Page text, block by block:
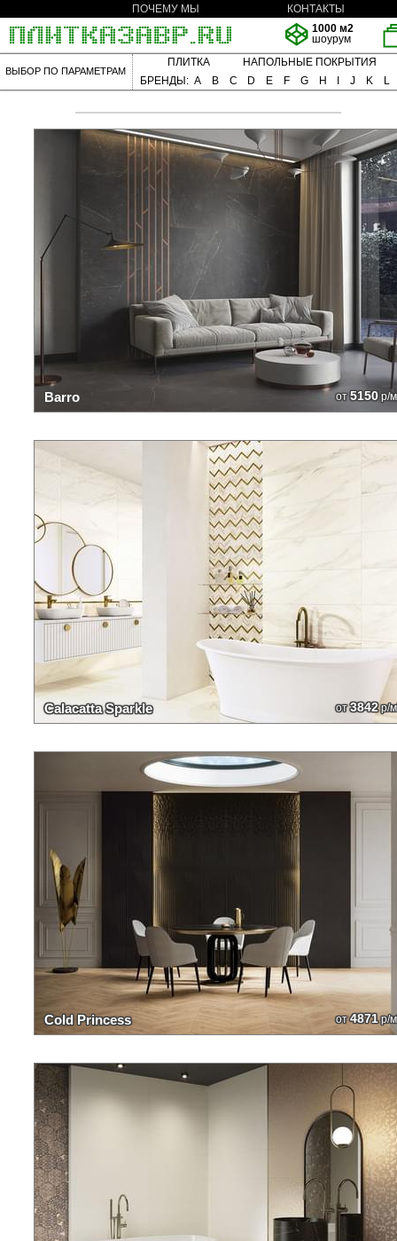
ПОЧЕМУ МЫ
КОНТАКТЫ
1000 м2
шоурум
ВЫБОР ПО ПАРАМЕТРАМ
ПЛИТКА
НАПОЛЬНЫЕ ПОКРЫТИЯ
БРЕНДЫ: A B C D E F G H J K L
Barro от5150р/
Calacatta Sparkle от3842р/
Cold Princess от4871р/